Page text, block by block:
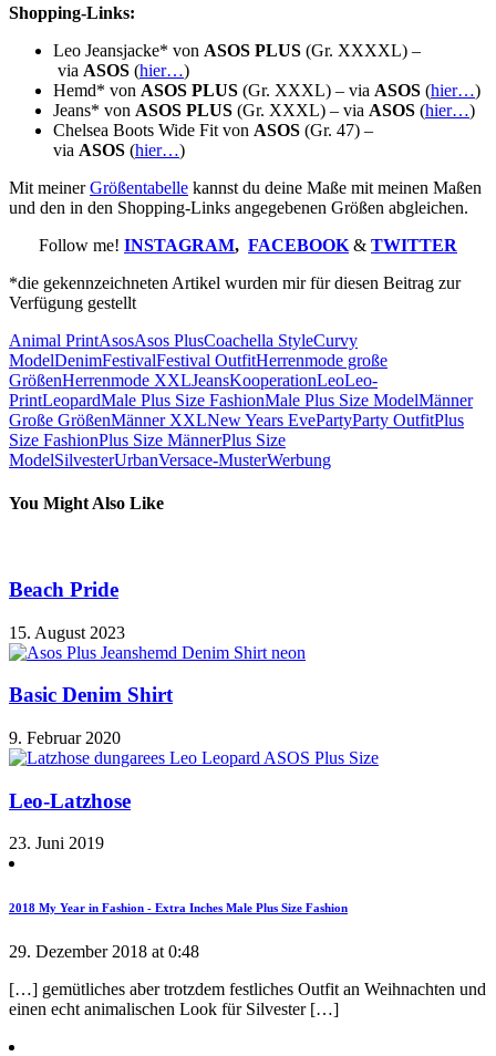
Shopping-Links:
Leo Jeansjacke* von ASOS PLUS (Gr. XXXXL) –
via ASOS (hier…)
Hemd* von ASOS PLUS (Gr. XXXL) – via ASOS (hier…)
Jeans* von ASOS PLUS (Gr. XXXL) – via ASOS (hier…)
Chelsea Boots Wide Fit von ASOS (Gr. 47) –
via ASOS (hier…)
Mit meinerGrößentabelle kannst du deine Maße mit meinen Maßen
und den in den Shopping-Links angegebenen Größen abgleichen.
Follow me! INSTAGRAM, FACEBOOK & TWITTER
*die gekennzeichneten Artikel wurden mir für diesen Beitrag zur
Verfügung gestellt
Animal PrintAsosAsos PlusCoachella StyleCurvy
ModelDenimFestivalFestival OutfitHerrenmode große
GrößenHerrenmode XXLJeansKooperationLeoLeo-
PrintLeopardMale Plus Size FashionMale Plus Size ModelMänner
Große GrößenMänner XXLNew Years EvePartyParty OutfitPlus
Size FashionPlus Size MännerPlus Size
ModelSilvesterUrbanVersace-MusterWerbung
You Might Also Like
Beach Pride
15. August 2023
Basic Denim Shirt
9. Februar 2020
Leo-Latzhose
23. Juni 2019
2018 My Year in Fashion - Extra Inches Male Plus Size Fashion
29. Dezember 2018 at 0:48
[…] gemütliches aber trotzdem festliches Outfit an Weihnachten und
einen echt animalischen Look für Silvester […]